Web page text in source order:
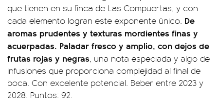
que tienen en su finca de Las Compuertas, y con
cada elemento logran este exponente único. De
aromas prudentes y texturas mordientes finas y
acuerpadas. Paladar fresco y amplio, con dejos de
frutas rojas y negras, una nota especiada y algo de
infusiones que proporciona complejidad al final de
boca. Con excelente potencial. Beber entre 2023 y
2028. Puntos: 92.